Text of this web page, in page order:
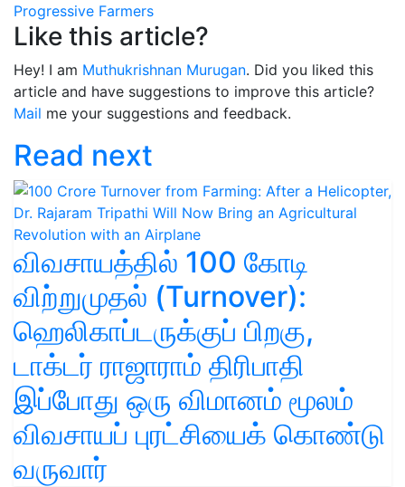
Progressive Farmers
Like this article?
Hey! I am Muthukrishnan Murugan. Did you liked this
article and have suggestions to improve this article?
Mail me your suggestions and feedback.
Read next
விவசாயத்தில் 100 கோடி
விற்றுமுதல் (Turnover):
ஹெலிகாப்டருக்குப் பிறகு,
டாக்டர் ராஜாராம் திரிபாதி
இப்போது ஒரு விமானம் மூலம்
விவசாயப் புரட்சியைக் கொண்டு
வருவார்